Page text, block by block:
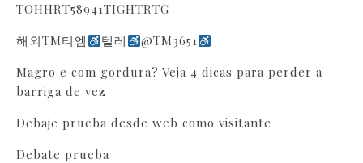
TOHHRT58941TIGHTRTG
해외TM티엠
텔레
@TM3651
Magro e com gordura? Veja 4 dicas para perder a
barriga de vez
Debaje prueba desde web como visitante
Debate prueba